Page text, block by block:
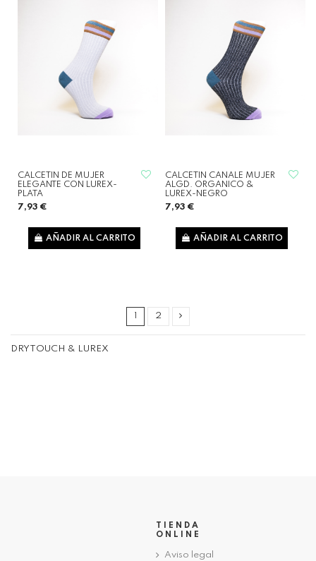
CALCETIN DE MUJER
ELEGANTE CON LUREX-
PLATA
7,93 €
AÑADIR AL CARRITO
CALCETIN CANALE MUJER
ALGD. ORGANICO &
LUREX-NEGRO
7,93 €
AÑADIR AL CARRITO
2
DRYTOUCH & LUREX
TIENDA
ONLINE
Aviso legal